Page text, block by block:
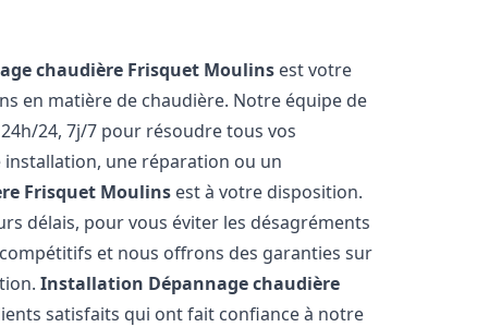
chaudière Frisquet Moulins est votre
en matière de chaudière. Notre équipe de
24, 7j/7 pour résoudre tous vos
une réparation ou un
Frisquet Moulins est à votre disposition.
délais, pour vous éviter les désagréments
et nous offrons des garanties sur
Installation Dépannage chaudière
satisfaits qui ont fait confiance à notre